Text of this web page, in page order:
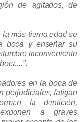
de agitados, de
más tierna edad se
boca y enseñar su
inconveniente
en la boca de
perjudiciales, fatigan
la dentición,
a graves